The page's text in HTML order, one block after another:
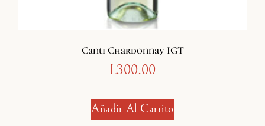
Canti Chardonnay IGT
L300.00
Añadir Al Carrito